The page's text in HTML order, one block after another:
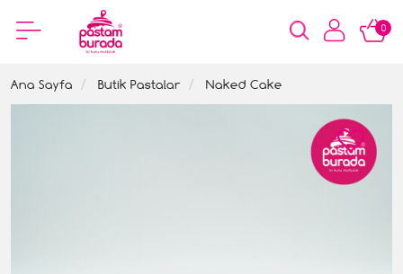
0
Ana Sayfa Butik Pastalar Naked Cake